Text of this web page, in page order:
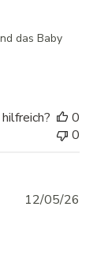
das Baby
0
0
12/05/26